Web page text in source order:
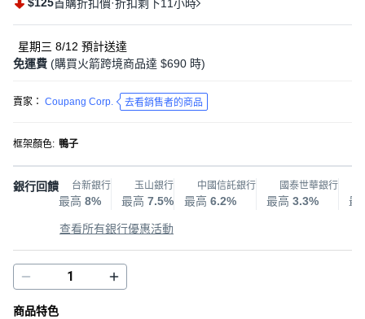
首購折扣價 折扣剩下11小時
星期三 8/12 預計送達
免運費 (購買火箭跨境商品達 $690 時)
賣家： Coupang Corp. 去看銷售者的商品
框架顏色: 鴨子
銀行回饋 台新銀行
最高 8%
玉山銀行
最高 7.5%
中國信託銀行
最高 6.2%
國泰世華銀行
最高 3.3% 最
查看所有銀行優惠活動
商品特色